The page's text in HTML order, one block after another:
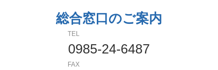
2024年5月
2024年4月
総合窓口のご案内
TEL
0985-24-6487
FAX